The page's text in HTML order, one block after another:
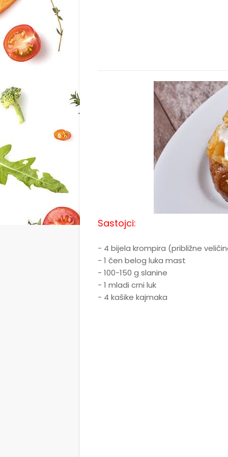
Sastojci:
- 4 bijela krompira (približne
- 1 čen belog luka mast
- 100-150 g slanine
- 1 mladi crni luk
- 4 kašike kajmaka